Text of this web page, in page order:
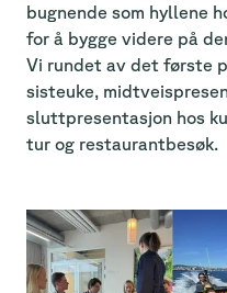
bugnende som hyllene
for å bygge videre på
Vi rundet av det første
sisteuke,
sluttpresentasjon hos
tur og restaurantbesøk.